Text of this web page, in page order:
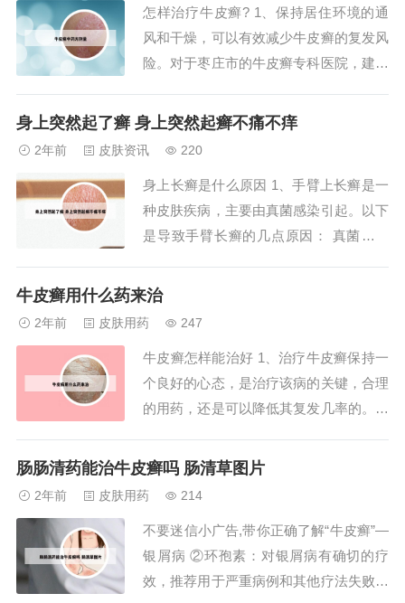
具体费用取决于所采用的治疗方法。张建
中教授说，我...
怎样治疗牛皮癣? 1、保持居住环境的通
风和干燥，可以有效减少牛皮癣的复发风
险。对于枣庄市的牛皮癣专科医院，建议
选择信誉良好、专业性强的医疗机构进行
肿、发热、疼痛等不良反应，影响治疗效
果和恢复时...
身上突然起了癣 身上突然起癣不痛不痒
2年前 皮肤资讯 220
身上长癣是什么原因 1、手臂上长癣是一
种皮肤疾病，主要由真菌感染引起。以下
是导致手臂长癣的几点原因： 真菌感染
色毛癣菌等。这些真菌通常存在于空气中
染。2、癣是由真菌引起的皮肤病。这种
真菌通常...
牛皮癣用什么药来治
2年前 皮肤用药 247
牛皮癣怎样能治好 1、治疗牛皮癣保持一
个良好的心态，是治疗该病的关键，合理
的用药，还是可以降低其复发几率的。用
医治疗虽然快捷，但是容易复发。选用中
有规律，多加锻炼，饮食清淡有营养，不
必刻意忌口...
肠肠清药能治牛皮癣吗 肠清草图片
2年前 皮肤用药 214
不要迷信小广告,带你正确了解“牛皮癣”—
银屑病 ②环孢素：对银屑病有确切的疗
效，推荐用于严重病例和其他疗法失败的